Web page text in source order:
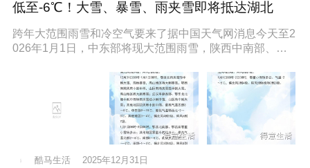
低至-6℃！大雪、暴雪、雨夹雪即将抵达湖北
跨年大范围雨雪和冷空气要来了据中国天气网消息今天至2
026年1月1日，中东部将现大范围雨雪，陕西中南部、山
酷马生活 2025年12月31日